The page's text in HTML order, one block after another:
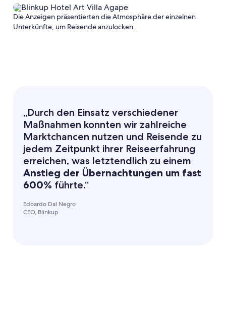
Die Anzeigen präsentierten die Atmosphäre der einzelnen
Unterkünfte, um Reisende anzulocken.
„Durch den Einsatz verschiedener
Maßnahmen konnten wir zahlreiche
Marktchancen nutzen und Reisende zu
jedem Zeitpunkt ihrer Reiseerfahrung
erreichen, was letztendlich zu einem
Anstieg der Übernachtungen um fast
600% führte.“
Edoardo Dal Negro
CEO, Blinkup